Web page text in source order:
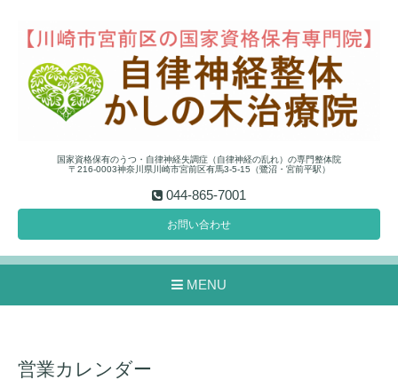
国家資格保有のうつ・自律神経失調症（自律神経の乱れ）の専門整体院
〒216-0003神奈川県川崎市宮前区有馬3-5-15（鷺沼・宮前平駅）
044-865-7001
お問い合わせ
MENU
営業カレンダー